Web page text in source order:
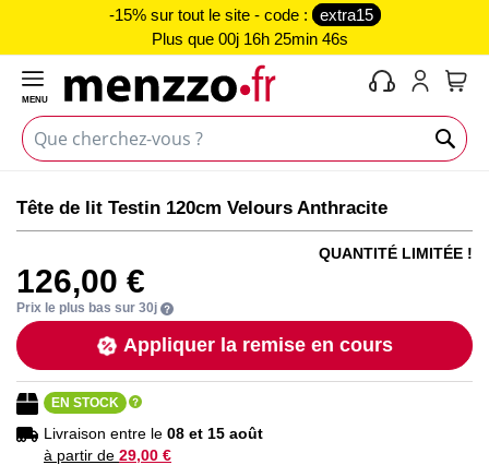
-15% sur tout le site - code :
extra15
Plus que 00j 16h 25min 46s
MENU
to
the
of
the
images
gallery
to
the
of
the
images
gallery
Tête de lit Testin 120cm Velours Anthracite
QUANTITÉ LIMITÉE !
126,00 €
Prix le plus bas sur 30j
Appliquer la remise en cours
EN STOCK
Livraison entre le 08 et 15 août
à partir de 29,00 €